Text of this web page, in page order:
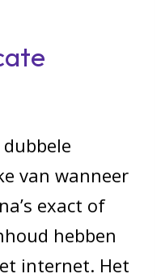
dubbele
van wanneer
exact of
hebben
internet. Het